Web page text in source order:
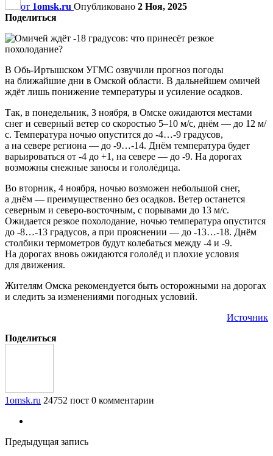
от 1omsk.ru Опубликовано 2 Ноя, 2025
Поделиться
В Обь-Иртышском УГМС озвучили прогноз погоды
на ближайшие дни в Омской области. В дальнейшем омичей
ждёт лишь понижение температуры и усиление осадков.
Так, в понедельник, 3 ноября, в Омске ожидаются местами
снег и северный ветер со скоростью 5–10 м/с, днём — до 12 м/
с. Температура ночью опустится до -4…-9 градусов,
а на севере региона — до -9…-14. Днём температура будет
варьироваться от -4 до +1, на севере — до -9. На дорогах
возможны снежные заносы и гололёдица.
Во вторник, 4 ноября, ночью возможен небольшой снег,
а днём — преимущественно без осадков. Ветер останется
северным и северо-восточным, с порывами до 13 м/с.
Ожидается резкое похолодание, ночью температура опустится
до -8…-13 градусов, а при прояснении — до -13…-18. Днём
столбики термометров будут колебаться между -4 и -9.
На дорогах вновь ожидаются гололёд и плохие условия
для движения.
Жителям Омска рекомендуется быть осторожными на дорогах
и следить за изменениями погодных условий.
Источник
Поделиться
1omsk.ru 24752 пост 0 комментарии
Предыдущая запись